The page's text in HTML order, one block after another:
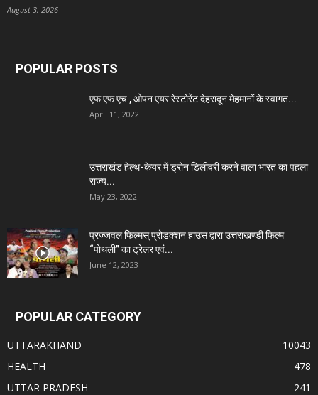
August 3, 2026
POPULAR POSTS
एफ एफ एच , ओपन एयर रेस्टोरेंट देहरादून मेहमानों के स्वागत...
April 11, 2022
उत्तराखंड हेल्थ-केयर में ड्रोन डिलीवरी करने वाला भारत का पहला
राज्य...
May 23, 2022
प्रज्जवल फिल्मस् प्रोडक्शन हाउस द्वारा उत्तराखण्डी फिल्म
“पोथली” का ट्रेलर एवं...
June 12, 2023
POPULAR CATEGORY
UTTARAKHAND
10043
HEALTH
478
UTTAR PRADESH
241